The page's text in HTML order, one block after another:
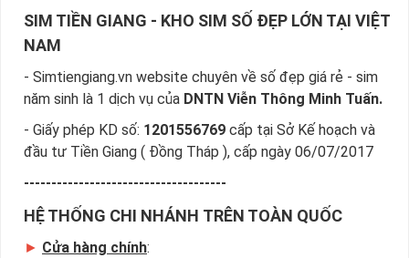
SIM TIỀN GIANG - KHO SIM SỐ ĐẸP LỚN TẠI VIỆT
NAM
- Simtiengiang.vn website chuyên về số đẹp giá rẻ - sim
năm sinh là 1 dịch vụ của DNTN Viễn Thông Minh Tuấn.
- Giấy phép KD số: 1201556769 cấp tại Sở Kế hoạch và
đầu tư Tiền Giang ( Đồng Tháp ), cấp ngày 06/07/2017
-------------------------------------
HỆ THỐNG CHI NHÁNH TRÊN TOÀN QUỐC
► Cửa hàng chính: